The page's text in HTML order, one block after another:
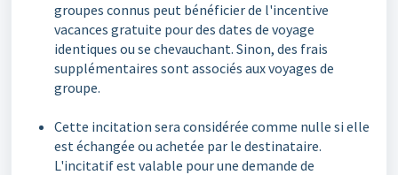
groupes connus peut bénéficier de l'incentive
vacances gratuite pour des dates de voyage
identiques ou se chevauchant. Sinon, des frais
supplémentaires sont associés aux voyages de
groupe.
Cette incitation sera considérée comme nulle si elle
est échangée ou achetée par le destinataire.
L'incitatif est valable pour une demande de